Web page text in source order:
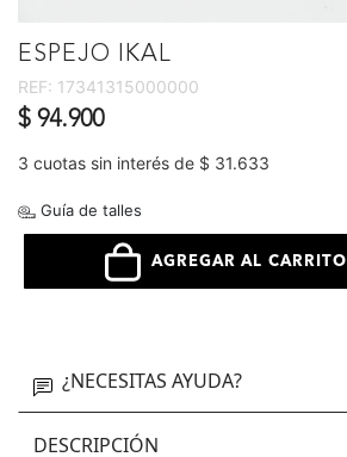
ESPEJO IKAL
REF: 17341315000000
$ 94.900
3 cuotas sin interés de $ 31.633
Guía de talles
AGREGAR AL CARRITO
¿NECESITAS AYUDA?
DESCRIPCIÓN